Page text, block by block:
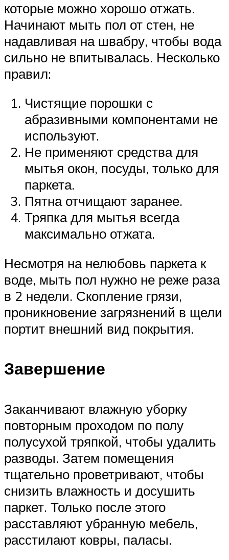
которые можно хорошо отжать.
Начинают мыть пол от стен, не
надавливая на швабру, чтобы вода
сильно не впитывалась. Несколько
правил:
Чистящие порошки с
абразивными компонентами не
используют.
Не применяют средства для
мытья окон, посуды, только для
паркета.
Пятна отчищают заранее.
Тряпка для мытья всегда
максимально отжата.
Несмотря на нелюбовь паркета к
воде, мыть пол нужно не реже раза
в 2 недели. Скопление грязи,
проникновение загрязнений в щели
портит внешний вид покрытия.
Завершение
Заканчивают влажную уборку
повторным проходом по полу
полусухой тряпкой, чтобы удалить
разводы. Затем помещения
тщательно проветривают, чтобы
снизить влажность и досушить
паркет. Только после этого
расставляют убранную мебель,
расстилают ковры, паласы.